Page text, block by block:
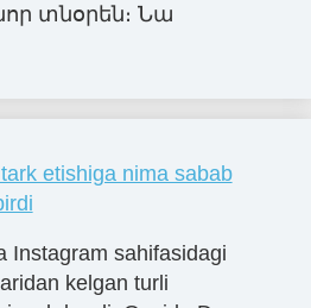
տնօրեն։ Նա
etishiga nima sabab
Instagram sahifasidagi
kelgan turli